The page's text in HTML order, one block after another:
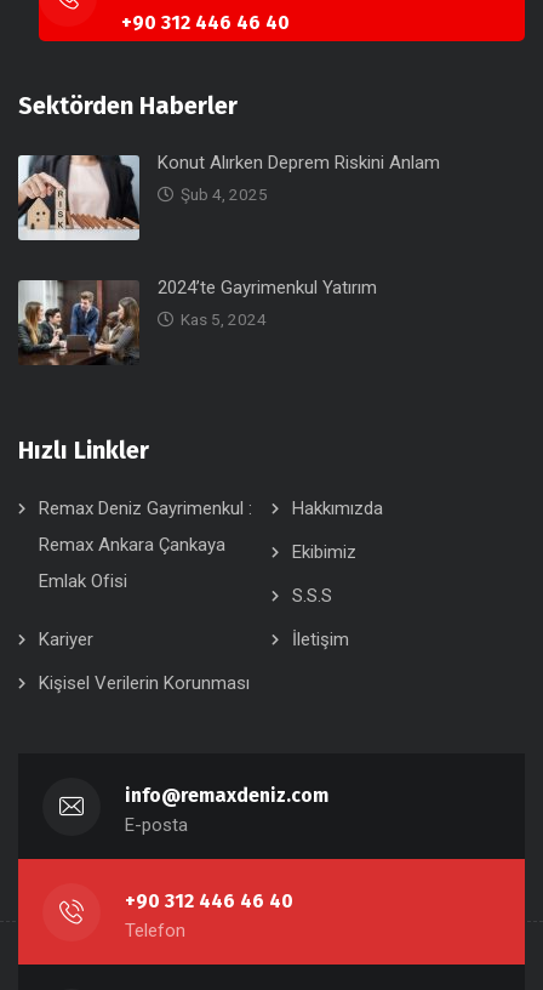
+90 312 446 46 40
Sektörden Haberler
Konut Alırken Deprem Riskini Anlam
Şub 4, 2025
2024’te Gayrimenkul Yatırım
Kas 5, 2024
Hızlı Linkler
Remax Deniz Gayrimenkul :
Remax Ankara Çankaya
Emlak Ofisi
Hakkımızda
Ekibimiz
S.S.S
Kariyer
İletişim
Kişisel Verilerin Korunması
info@remaxdeniz.com
E-posta
+90 312 446 46 40
Telefon